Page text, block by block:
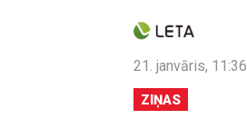
21. janvāris, 11:36
ZIŅAS